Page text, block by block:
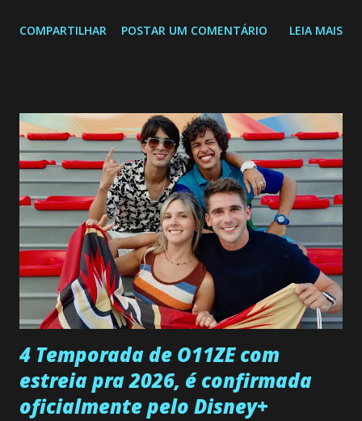
a Programação Semanal do SBT de 08/06/26 a 14/06/26
confessa a Gabriel que ele demonstrou ser o tipo de
pessoa que ela tanto desejou durante toda a vida. Camila
entra no quarto de Gabriel e imagina como seria o
encontro deles, quando conseguir seduzi-lo. Manuel avisa a
Paula sobre a suposta infidelidade de Gabriel com Joana.
Rogerio consegue se livrar de todas as suspeitas pelo
desaparecimento de Francisco, apontando que ele poderia
ter sido vítima da fúria de Gabriel. Artur informa a Gabriel
que a clínica inseminou por engano outra paciente, que está
...
COMPARTILHAR POSTAR UM COMENTÁRIO LEIA MAIS
4 Temporada de O11ZE com
estreia pra 2026, é confirmada
oficialmente pelo Disney+